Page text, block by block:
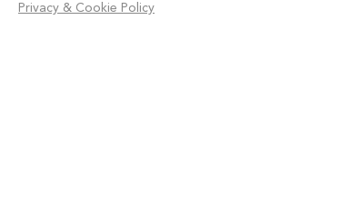
Privacy & Cookie Policy